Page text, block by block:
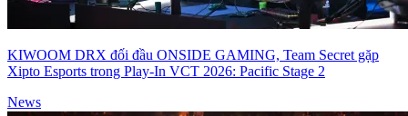
KIWOOM DRX đối đầu ONSIDE GAMING, Team Secret gặp
Xipto Esports trong Play-In VCT 2026: Pacific Stage 2
News